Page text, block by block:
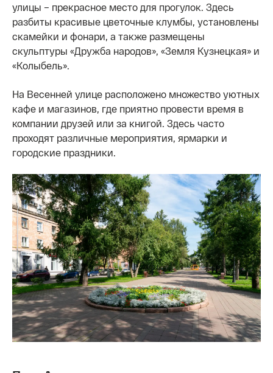
улицы – прекрасное место для прогулок. Здесь
разбиты красивые цветочные клумбы, установлены
скамейки и фонари, а также размещены
скульптуры «Дружба народов», «Земля Кузнецкая» и
«Колыбель».
На Весенней улице расположено множество уютных
кафе и магазинов, где приятно провести время в
компании друзей или за книгой. Здесь часто
проходят различные мероприятия, ярмарки и
городские праздники.